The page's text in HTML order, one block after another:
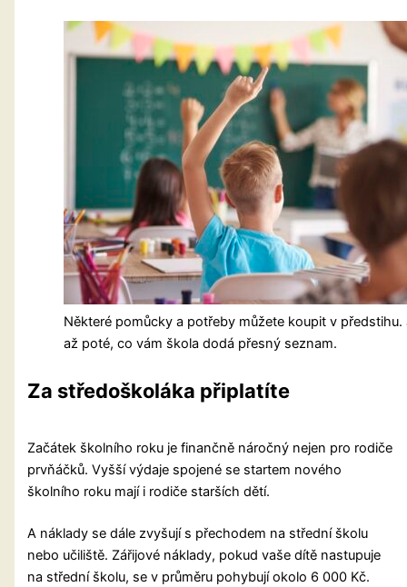
Některé pomůcky a potřeby můžete koupit v předstihu.
až poté, co vám škola dodá přesný seznam.
Za středoškoláka připlatíte
Začátek školního roku je finančně náročný nejen pro rodiče
prvňáčků. Vyšší výdaje spojené se startem nového
školního roku mají i rodiče starších dětí.
A náklady se dále zvyšují s přechodem na střední školu
nebo učiliště. Zářijové náklady, pokud vaše dítě nastupuje
na střední školu, se v průměru pohybují okolo 6 000 Kč.